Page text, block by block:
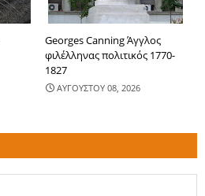
Georges Canning Άγγλος
φιλέλληνας πολιτικός 1770-
1827
ΑΥΓΟΥΣΤΟΥ 08, 2026